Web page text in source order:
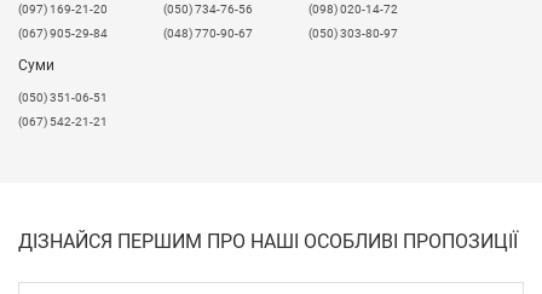
​(097) 169-21-20
(067) 905-29-84
(050) 734-76-56
(048) 770-90-67
(098) 020-14-72
(050) 303-80-97
Суми
(050) 351-06-51
(067) 542-21-21
ДІЗНАЙСЯ ПЕРШИМ ПРО НАШІ ОСОБЛИВІ ПРОПОЗИЦІЇ